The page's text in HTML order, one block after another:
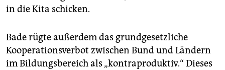
in die Kita schicken.
Bade rügte außerdem das grundgesetzliche
Kooperationsverbot zwischen Bund und Ländern
im Bildungsbereich als „kontraproduktiv.“ Dieses